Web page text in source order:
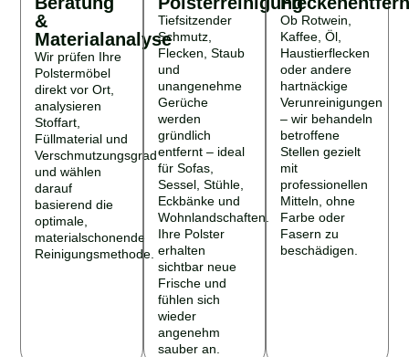
&
Materialanalyse
Wir prüfen Ihre
Polstermöbel
direkt vor Ort,
analysieren
Stoffart,
Füllmaterial und
Verschmutzungsgrad
und wählen
darauf
basierend die
optimale,
materialschonende
Reinigungsmethode.
Tiefsitzender
Schmutz,
Flecken, Staub
und
unangenehme
Gerüche
werden
gründlich
entfernt – ideal
für Sofas,
Sessel, Stühle,
Eckbänke und
Wohnlandschaften.
Ihre Polster
erhalten
sichtbar neue
Frische und
fühlen sich
wieder
angenehm
sauber an.
Ob Rotwein,
Kaffee, Öl,
Haustierflecken
oder andere
hartnäckige
Verunreinigungen
– wir behandeln
betroffene
Stellen gezielt
mit
professionellen
Mitteln, ohne
Farbe oder
Fasern zu
beschädigen.